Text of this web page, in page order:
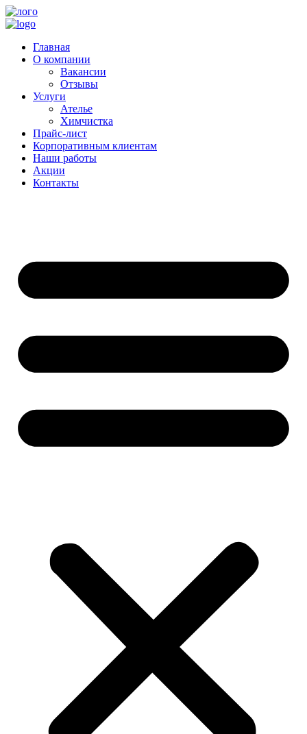
Главная
О компании
Вакансии
Отзывы
Услуги
Ателье
Химчистка
Прайс-лист
Корпоративным клиентам
Наши работы
Акции
Контакты